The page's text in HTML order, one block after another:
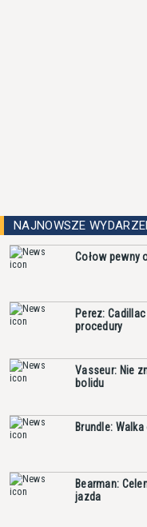
NAJNOWSZE
Cołow pewny
Perez:
procedury
Vasseur: Nie
bolidu
Brundle:
Bearman:
jazda